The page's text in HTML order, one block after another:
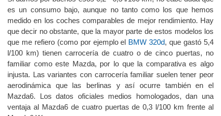
Si damos por buenos esos 6,2 - 6,3 l/100 km, no cabe duda que
es un consumo bajo, aunque no tanto como los que hemos
medido en los coches comparables de mejor rendimiento. Hay
que decir no obstante, que la mayor parte de estos modelos los
que me refiero (como por ejemplo elBMW 320d, que gastó 5,4
l/100 km) tienen carrocería de cuatro o de cinco puertas, no
familiar como este Mazda, por lo que la comparativa es algo
injusta. Las variantes con carrocería familiar suelen tener peor
aerodinámica que las berlinas y así ocurre también en el
Mazda6. Los datos oficiales medios homologados, dan una